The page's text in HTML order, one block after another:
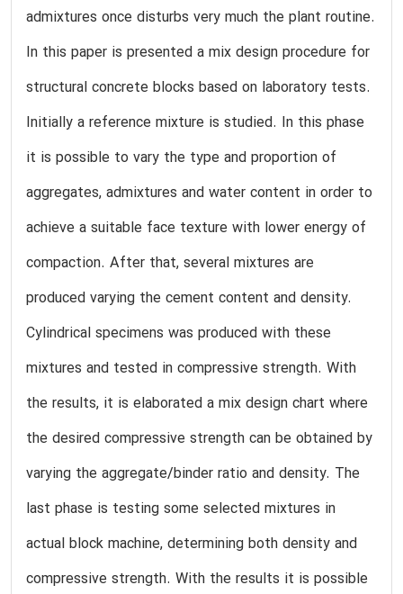
admixtures once disturbs very much the plant routine.
In this paper is presented a mix design procedure for
structural concrete blocks based on laboratory tests.
Initially a reference mixture is studied. In this phase
it is possible to vary the type and proportion of
aggregates, admixtures and water content in order to
achieve a suitable face texture with lower energy of
compaction. After that, several mixtures are
produced varying the cement content and density.
Cylindrical specimens was produced with these
mixtures and tested in compressive strength. With
the results, it is elaborated a mix design chart where
the desired compressive strength can be obtained by
varying the aggregate/binder ratio and density. The
last phase is testing some selected mixtures in
actual block machine, determining both density and
compressive strength. With the results it is possible